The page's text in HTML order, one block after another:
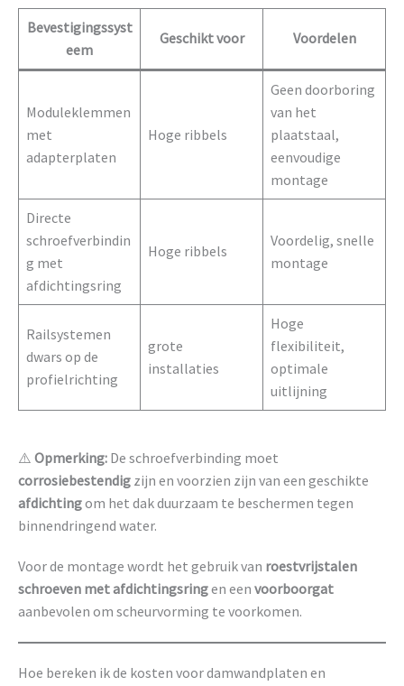
Bevestigingssyst
eem
Geschikt voor Voordelen
Moduleklemmen
met
adapterplaten
Hoge ribbels
Geen doorboring
van het
plaatstaal,
eenvoudige
montage
Directe
schroefverbindin
g met
afdichtingsring
Hoge ribbels
Voordelig, snelle
montage
Railsystemen
dwars op de
profielrichting
grote
installaties
Hoge
flexibiliteit,
optimale
uitlijning
⚠️ Opmerking: De schroefverbinding moet
corrosiebestendig zijn en voorzien zijn van een geschikte
afdichtingom het dak duurzaam te beschermen tegen
binnendringend water.
Voor de montage wordt het gebruik van roestvrijstalen
schroeven met afdichtingsringen een voorboorgat
aanbevolen om scheurvorming te voorkomen.
Hoe bereken ik de kosten voor damwandplaten en